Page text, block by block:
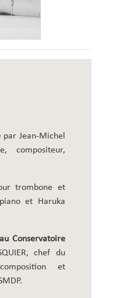
par Jean-Michel
compositeur,
trombone et
et Haruka
Conservatoire
chef du
et